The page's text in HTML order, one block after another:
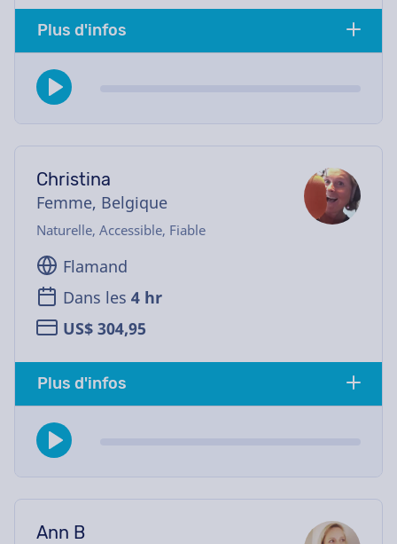
Plus d'infos
Christina
Femme, Belgique
Naturelle, Accessible, Fiable
Flamand
Dans les 4 hr
US$ 304,95
Plus d'infos
Ann B